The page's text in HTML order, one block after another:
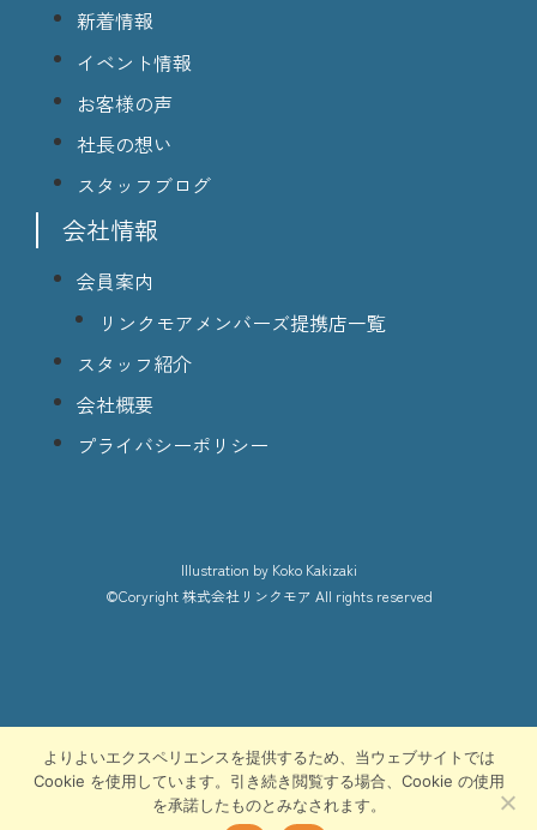
新着情報
イベント情報
お客様の声
社長の想い
スタッフブログ
会社情報
会員案内
リンクモアメンバーズ提携店一覧
スタッフ紹介
会社概要
プライバシーポリシー
lllustration by Koko Kakizaki
©Coryright 株式会社リンクモア All rights reserved
よりよいエクスペリエンスを提供するため、当ウェブサイトでは
Cookie を使用しています。引き続き閲覧する場合、Cookie の使用
を承諾したものとみなされます。